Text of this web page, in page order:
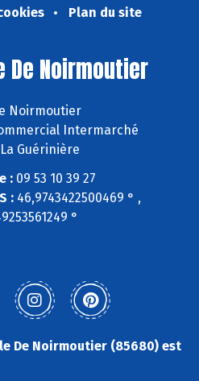
Plan du site
De Noirmoutier
Noirmoutier
Intermarché
Guérinière
: 09 53 10 39 27
: 46,9743422500469 ° ,
°
De Noirmoutier (85680) est